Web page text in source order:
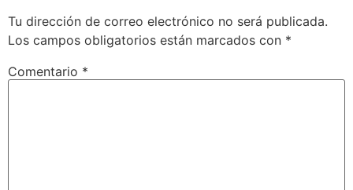
Tu dirección de correo electrónico no será publicada.
Los campos obligatorios están marcados con *
Comentario *